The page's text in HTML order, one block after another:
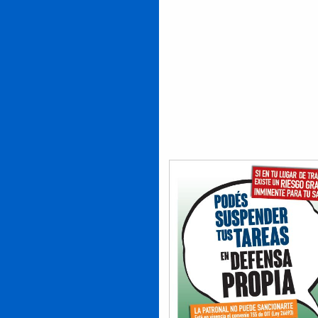
tiempos de trabajo
no remunerado, etc., todos
aspectos que a partir del
integral y con perspectiva de
género que trae el Convenio,
deberán ser abordados como
factores de riesgo y
transformar. El Convenio pone
énfasis en incluir dentro de lo